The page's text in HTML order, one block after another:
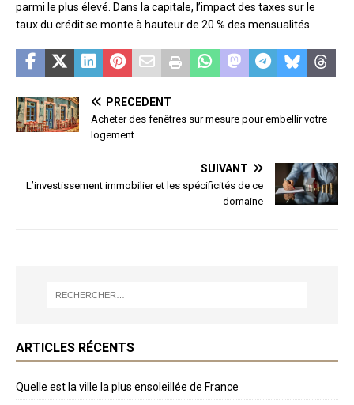
parmi le plus élevé. Dans la capitale, l’impact des taxes sur le
taux du crédit se monte à hauteur de 20 % des mensualités.
PRÉCÉDENT
Acheter des fenêtres sur mesure pour embellir votre
logement
SUIVANT
L’investissement immobilier et les spécificités de ce
domaine
ARTICLES RÉCENTS
Quelle est la ville la plus ensoleillée de France